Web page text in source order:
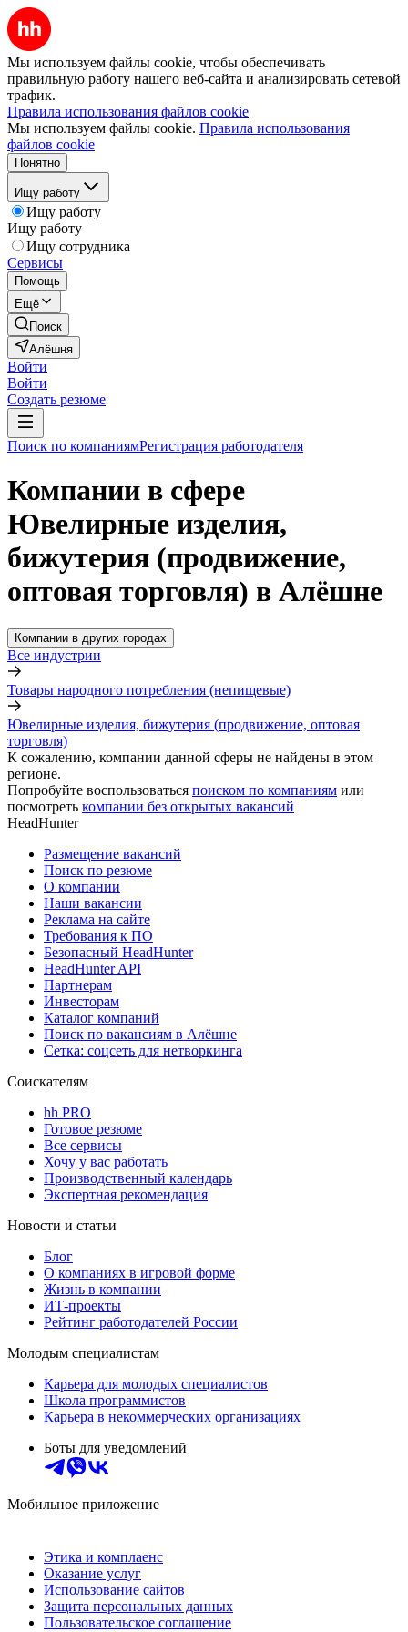
Мы используем файлы cookie, чтобы обеспечивать
правильную работу нашего веб-сайта и анализировать сетевой
трафик.
Правила использования файлов cookie
Мы используем файлы cookie. Правила использования
файлов cookie
Понятно
Ищу работу
Ищу работу
Ищу работу
Ищу сотрудника
Сервисы
Помощь
Ещё
Поиск
Алёшня
Войти
Войти
Создать резюме
Поиск по компаниямРегистрация работодателя
Компании в сфере
Ювелирные изделия,
бижутерия (продвижение,
оптовая торговля) в Алёшне
Компании в других городах
Все индустрии
Товары народного потребления (непищевые)
Ювелирные изделия, бижутерия (продвижение, оптовая
торговля)
К сожалению, компании данной сферы не найдены в этом
регионе.
Попробуйте воспользоваться поиском по компаниям или
посмотреть компании без открытых вакансий
HeadHunter
Размещение вакансий
Поиск по резюме
О компании
Наши вакансии
Реклама на сайте
Требования к ПО
Безопасный HeadHunter
HeadHunter API
Партнерам
Инвесторам
Каталог компаний
Поиск по вакансиям в Алёшне
Сетка: соцсеть для нетворкинга
Соискателям
hh PRO
Готовое резюме
Все сервисы
Хочу у вас работать
Производственный календарь
Экспертная рекомендация
Новости и статьи
Блог
О компаниях в игровой форме
Жизнь в компании
ИТ-проекты
Рейтинг работодателей России
Молодым специалистам
Карьера для молодых специалистов
Школа программистов
Карьера в некоммерческих организациях
Боты для уведомлений
Мобильное приложение
Этика и комплаенс
Оказание услуг
Использование сайтов
Защита персональных данных
Пользовательское соглашение